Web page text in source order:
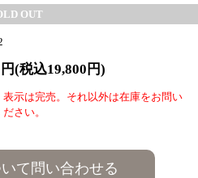
OUT
(税込19,800円)
表示は完売。それ以外は在庫をお問い
さい。
て問い合わせる